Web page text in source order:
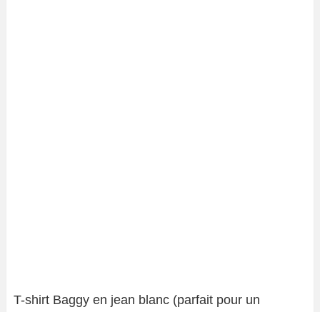
T-shirt Baggy en jean blanc (parfait pour un